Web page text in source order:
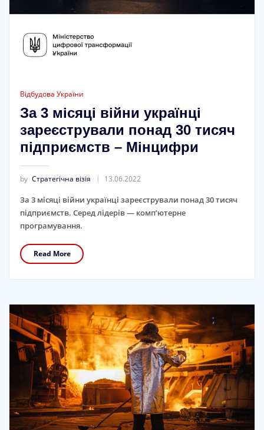
Відбудова України
За 3 місяці війни українці
зареєстрували понад 30 тисяч
підприємств – Мінцифри
by Стратегічна візія 13.06.2022
За 3 місяці війни українці зареєстрували понад 30 тисяч
підприємств. Серед лідерів — комп’ютерне
програмування.
Read More